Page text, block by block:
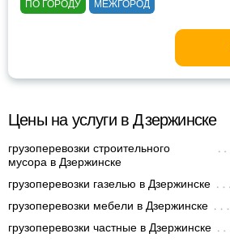
ПО ГОРОДУ МЕЖГОРОД
Цены на услуги в Дзержинске
грузоперевозки строительного
мусора в Дзержинске
грузоперевозки газелью в Дзержинске
грузоперевозки мебели в Дзержинске
грузоперевозки частные в Дзержинске